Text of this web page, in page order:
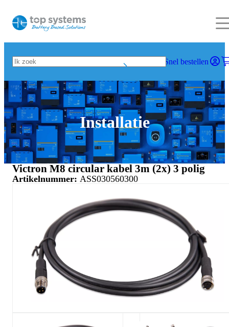
Snel bestellen
Installatie
Victron M8 circular kabel 3m (2x) 3 polig
Artikelnummer: ASS030560300